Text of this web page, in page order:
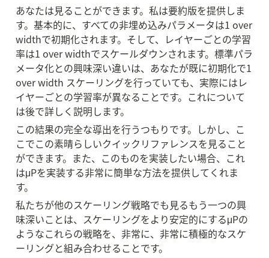
あなたは見ることができます。私は要約版を提供しま
す。基本的に、すべての非埋め込みパラメータは1 over
widthで初期化されます。そして、レイヤーごとの学習
率は1 over widthでスケールダウンされます。標準パラ
メータ化との興味深い違いは、あなたが既に初期化で1
over width スケーリングを行っていても、実際にはレ
イヤーごとの学習率が異なることです。これについて
は後で詳しく説明します。
この結果の完全な導出を行うつもりです。しかし、こ
こでこの素晴らしいクイックリファレンスを見ること
ができます。また、このものを実装したい場合、これ
はμPを実装する非常に簡単な方法を提供してくれま
す。
私たちが他のスケーリング戦略でも見るもう一つの興
味深いことは、スケーリングをより安定的にするμPの
ようなこれらの戦略を、非常に、非常に積極的なスケ
ーリングと組み合わせることです。